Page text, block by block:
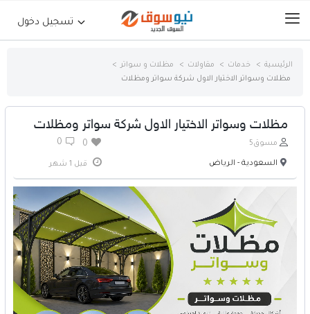
تسجيل دخول
حراج السيارات
جوالات أجهزة لوحية
عقارات
أثاث وديكورات
الرئيسية خدمات مقاولات
مظلات و سواتر
مظلات وسواتر الاختيار الاول شركة سواتر ومظلات
مظلات وسواتر الاختيار الاول شركة سواتر ومظلات
مسوق5 0 0
قبل 1 شهر